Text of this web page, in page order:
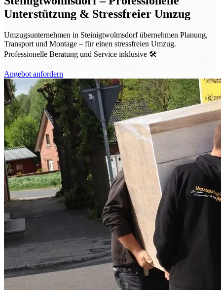
Unterstützung & Stressfreier Umzug
Umzugsunternehmen in Steinigtwolmsdorf übernehmen Planung,
Transport und Montage – für einen stressfreien Umzug.
Professionelle Beratung und Service inklusive 🛠️
Angebot anfordern